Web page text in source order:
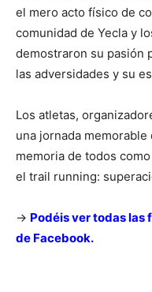
el mero acto físico de
comunidad de Yecla y
demostraron su pasión
las adversidades y su
Los atletas,
una jornada
memoria de todos
el trail running:
-> Podéis ver todas las
de Facebook.